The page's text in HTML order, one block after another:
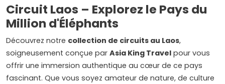
Circuit Laos – Explorez le Pays du
Million d'Éléphants
Découvrez notre collection de circuits au Laos,
soigneusement conçue par Asia King Travel pour vous
offrir une immersion authentique au cœur de ce pays
fascinant. Que vous soyez amateur de nature, de culture